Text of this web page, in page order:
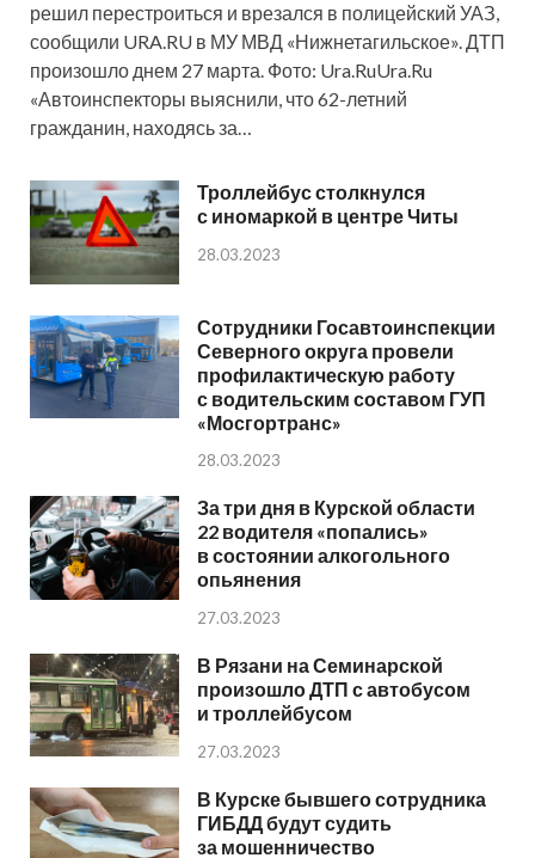
решил перестроиться и врезался в полицейский УАЗ,
сообщили URA.RU в МУ МВД «Нижнетагильское». ДТП
произошло днем 27 марта. Фото: Ura.RuUra.Ru
«Автоинспекторы выяснили, что 62-летний
гражданин, находясь за…
Троллейбус столкнулся
с иномаркой в центре Читы
28.03.2023
Сотрудники Госавтоинспекции
Северного округа провели
профилактическую работу
с водительским составом ГУП
«Мосгортранс»
28.03.2023
За три дня в Курской области
22 водителя «попались»
в состоянии алкогольного
опьянения
27.03.2023
В Рязани на Семинарской
произошло ДТП с автобусом
и троллейбусом
27.03.2023
В Курске бывшего сотрудника
ГИБДД будут судить
за мошенничество